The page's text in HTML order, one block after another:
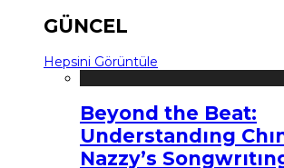
GÜNCEL
Hepsini Görüntüle
Beyond the Beat:
Understandıng
Nazzy’s